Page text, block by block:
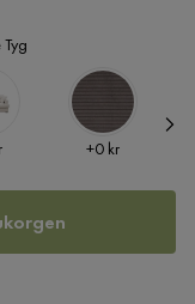
Pris
+0 kr